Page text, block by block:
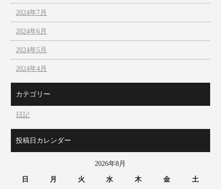
2024年7月
2024年6月
2024年5月
2024年4月
カテゴリー
日記
投稿日カレンダー
2026年8月
日 月 火 水 木 金
土